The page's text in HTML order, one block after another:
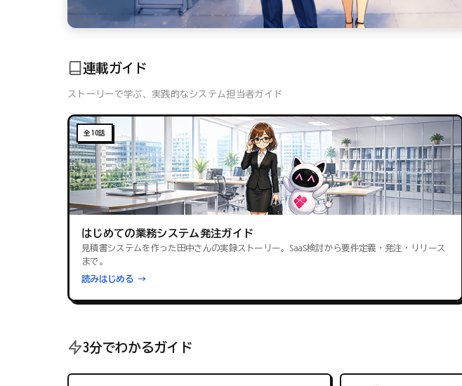
連載ガイド
ストーリーで学ぶ、実践的なシステム担当者ガイド
全10話
はじめての業務システム発注ガイド
見積書システムを作った田中さんの実録ストーリー。SaaS検討から要件定義・発注・リリース
まで。
読みはじめる →
3分でわかるガイド